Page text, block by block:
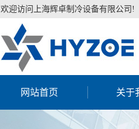
欢迎访问上海辉卓制冷设备有限公司!
网站首页 关于